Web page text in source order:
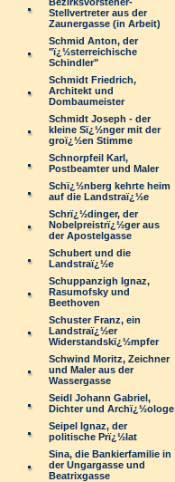
Stellvertreter aus der
Zaunergasse (in Arbeit)
Schmid Anton, der
"ï¿½sterreichische
Schindler"
Schmidt Friedrich,
Architekt und
Dombaumeister
Schmidt Joseph - der
kleine Sï¿½nger mit der
groï¿½en Stimme
Schnorpfeil Karl,
Postbeamter und Maler
Schï¿½nberg kehrte heim
auf die Landstraï¿½e
Schrï¿½dinger, der
Nobelpreistrï¿½ger aus
der Apostelgasse
Schubert und die
Landstraï¿½e
Schuppanzigh Ignaz,
Rasumofsky und
Beethoven
Schuster Franz, ein
Landstraï¿½er
Widerstandskï¿½mpfer
Schwind Moritz, Zeichner
und Maler aus der
Wassergasse
Seidl Johann Gabriel,
Dichter und Archï¿½ologe
Seipel Ignaz, der
politische Prï¿½lat
Sina, die Bankierfamilie in
der Ungargasse und
Beatrixgasse